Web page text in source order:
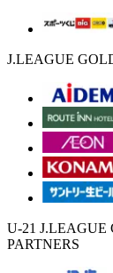
J.LEAGUE
U-21 J.LEAGUE
PARTNERS